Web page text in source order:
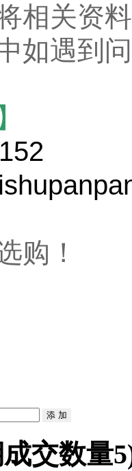
相关资
如遇到
购！
交数量5